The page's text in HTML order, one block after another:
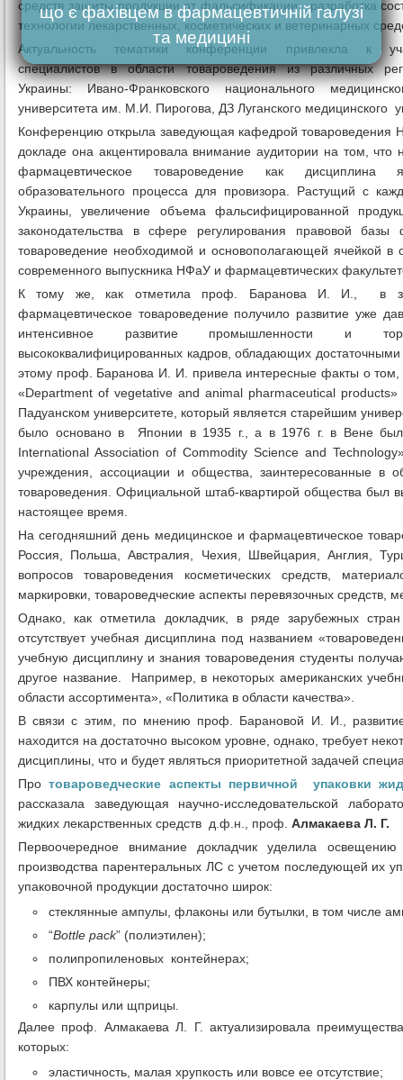
средств защиты продукции от фальсификации; разработка
технологии лекарственных, косметических и ветеринарных
Актуальность тематики конференции привлекла к
специалистов в области товароведения из различных
Украины: Ивано-Франковского национального
университета им. М.И. Пирогова, ДЗ Луганского медицинского
Конференцию открыла заведующая кафедрой
докладе она акцентировала внимание аудитории на том,
фармацевтическое товароведение как дисциплина
образовательного процесса для провизора. Растущий с
Украины, увеличение объема фальсифицированной
законодательства в сфере регулирования правовой базы
товароведение необходимой и основополагающей ячейкой в
современного выпускника НФаУ и фармацевтических
К тому же, как отметила проф. Баранова И. И., в
фармацевтическое товароведение получило развитие уже
интенсивное развитие промышленности и
высококвалифицированных кадров, обладающих достаточными
этому проф. Баранова И. И. привела интересные факты о
«Department of vegetative and animal pharmaceutical
Падуанском университете, который является старейшим
было основано в Японии в 1935 г., а в 1976 г. в Вене
International Association of Commodity Science and
учреждения, ассоциации и общества, заинтересованные в
товароведения. Официальной штаб-квартирой общества был
настоящее время.
На сегодняшний день медицинское и фармацевтическое
Россия, Польша, Австралия, Чехия, Швейцария, Англия,
вопросов товароведения косметических средств,
маркировки, товароведческие аспекты перевязочных средств,
Однако, как отметила докладчик, в ряде зарубежных
отсутствует учебная дисциплина под названием
учебную дисциплину и знания товароведения студенты
другое название. Например, в некоторых американских
области ассортимента», «Политика в области качества».
В связи с этим, по мнению проф. Барановой И. И., развитие
находится на достаточно высоком уровне, однако, требует
дисциплины, что и будет являться приоритетной задачей
Протовароведческие аспекты первичной упаковки
рассказала заведующая научно-исследовательской
жидких лекарственных средств д.ф.н., проф. Алмакаева Л. Г.
Первоочередное внимание докладчик уделила освещению
производства парентеральных ЛС с учетом последующей их
упаковочной продукции достаточно широк:
стеклянные ампулы, флаконы или бутылки, в том числе
“Bottle pack” (полиэтилен);
полипропиленовых контейнерах;
ПВХ контейнеры;
карпулы или щприцы.
Далее проф. Алмакаева Л. Г. актуализировала
которых:
эластичность, малая хрупкость или вовсе ее отсутствие;
що є фахівцем в фармацевтичній галузі
та медицині